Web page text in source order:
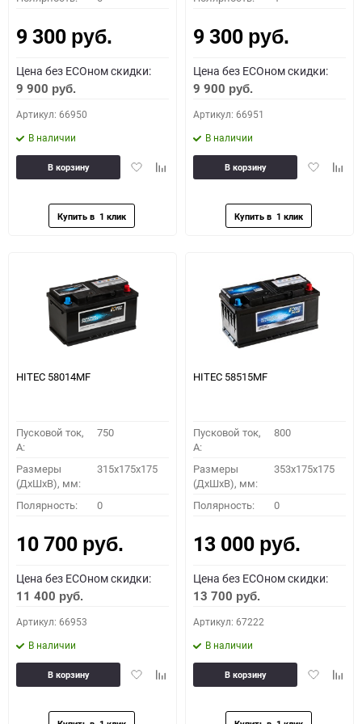
9 300 руб.
Цена без ECOном скидки:
9 900 руб.
Артикул: 66950
В наличии
ДобавитьДобавить
В корзину
9 300 руб.
Цена без ECOном скидки:
9 900 руб.
Артикул: 66951
В наличии
Добавить
В корзину
HITEC 58014MF
Пусковой ток,
A:
750
Размеры
(ДхШхВ), мм:
315x175x175
Полярность: 0
10 700 руб.
Цена без ECOном скидки:
11 400 руб.
Артикул: 66953
В наличии
ДобавитьДобавить
В корзину
HITEC 58515MF
Пусковой ток,
A:
800
Размеры
(ДхШхВ), мм:
353x175x175
Полярность: 0
13 000 руб.
Цена без ECOном скидки:
13 700 руб.
Артикул: 67222
В наличии
Добавить
В корзину